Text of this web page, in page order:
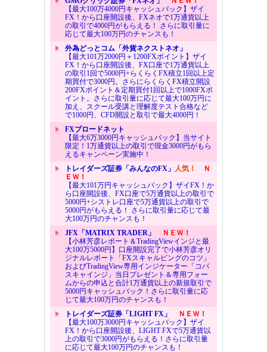
【最大100万4000円キャッシュバック】ザイ
FX！から口座開設後、FXネオで1万通貨以上
の取引で4000円がもらえる！ さらに取引量に
応じて最大100万円のチャンスも！
外為どっとコム「外貨ネクストネオ」
【最大101万2000円＋1200FXポイント】ザイ
FX！から口座開設後、FX口座で1万通貨以上
の取引1回で5000円+らくらくFX積立1回以上定
期買付で3000円。さらにらくらくFX積立開設
200FXポイント＆定期買付1回以上で1000FXポ
イント。さらに取引量に応じて最大100万円に
加え、スクール受講と理解度テスト合格など
で1000円、CFD開設と取引で最大4000円！
FXブロードネット
【最大6万3000円キャッシュバック】当サイト
限定！1万通貨以上の取引で現金3000円がもら
えるキャンペーン実施中！
トレイダーズ証券「みんなのFX」 人気！
Ｎ
ＥＷ！
【最大101万円キャッシュバック】ザイFX！か
ら口座開設後、FX口座で5万通貨以上の取引で
5000円+シストレ口座で5万通貨以上の取引で
5000円がもらえる！ さらに取引量に応じて最
大100万円のチャンスも！
JFX「MATRIX TRADER」
ＮＥＷ！
【小林芳彦レポート＆TradingViewインジと最
大100万5000円】口座開設完了で小林芳彦オリ
ジナルレポート「FXスキャルピングのコツ」
およびTradingView専用インジケーター「コバ
スキャインジ」当日プレゼント＆専用フォー
ムからの申込と合計1万通貨以上の新規取引で
5000円キャッシュバック！さらに取引量に応
じて最大100万円のチャンスも！
トレイダーズ証券「LIGHT FX」
ＮＥＷ！
【最大100万3000円キャッシュバック】ザイ
FX！から口座開設後、LIGHT FXで5万通貨以
上の取引で3000円がもらえる！さらに取引量
に応じて最大100万円のチャンスも！